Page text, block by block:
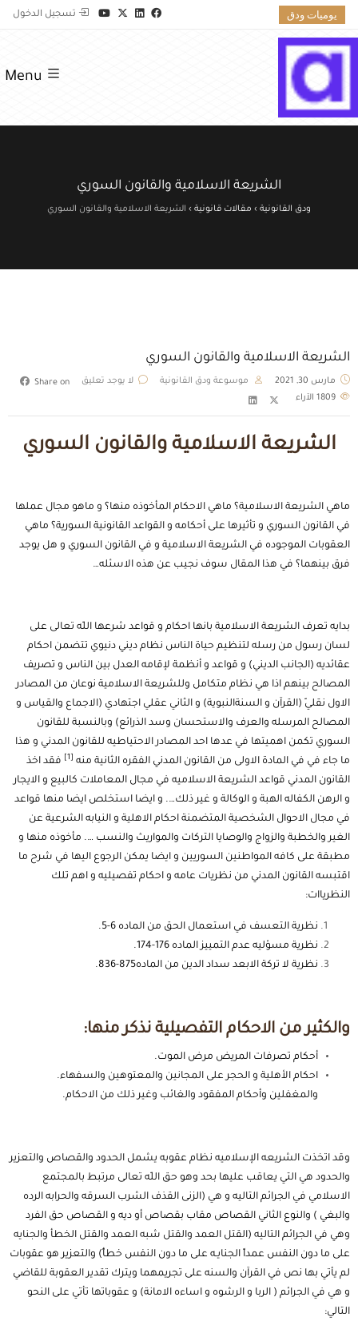
يوميات ودق تسجيل الدخول
Menu
الشريعة الاسلامية والقانون السوري
ودق القانونية › مقالات قانونية › الشريعة الاسلامية والقانون السوري
الشريعة الاسلامية والقانون السوري
مارس 30, 2021 موسوعة ودق القانونية
لا يوجد تعليق
الآراء
Share on
الشريعة الاسلامية والقانون السوري
ماهي الشريعة الاسلامية؟ ماهي الاحكام المأخوذه منها؟ و ماهو مجال عملها
في القانون السوري و تأثيرها على أحكامه و القواعد القانونية السورية؟ ماهي
العقوبات الموجوده في الشريعة الاسلامية و في القانون السوري و هل يوجد
فرق بينهما؟ في هذا المقال سوف نجيب عن هذه الاسئله…
بدايه تعرف الشريعة الاسلامية بانها احكام و قواعد شرعها اللّه تعالى على
لسان رسول من رسله لتنظيم حياة الناس نظام ديني دنيوي تتضمن احكام
عقائديه (الجانب الديني) و قواعد و أنظمة لإقامه العدل بين الناس و تصريف
المصالح بينهم اذا هي نظام متكامل وللشريعة الاسلامية نوعان من المصادر
الاول نقليّ (القرآن و السنةالنبوية) و الثاني عقلي اجتهادي (الاجماع والقياس و
المصالح المرسله والعرف والاستحسان وسد الذرائع) وبالنسبة للقانون
السوري تكمن اهميتها في عدها احد المصادر الاحتياطيه للقانون المدني و هذا
ما جاء في في المادة الاولى من القانون المدني الفقره الثانية منه [1]
فقد اخذ
القانون المدني قواعد الشريعة الاسلاميه في مجال المعاملات كالبيع و الايجار
و الرهن الكفاله الهبة و الوكالة و غير ذلك…. و ايضا استخلص ايضا منها قواعد
في مجال الاحوال الشخصية المتضمنة احكام الاهلية و النيابه الشرعية عن
الغير والخطبة والزواج والوصايا التركات والمواريث والنسب …. مأخوذه منها و
مطبقة على كافه المواطنين السوريين و ايضا يمكن الرجوع اليها في شرح ما
اقتبسه القانون المدني من نظريات عامه و احكام تفصيليه و اهم تلك
النظرياات:
نظرية التعسف في استعمال الحق من الماده 6-5.
نظرية مسؤليه عدم التمييز الماده 176-174.
نظرية لا تركة الابعد سداد الدين من الماده875-836.
والكثير من الاحكام التفصيلية نذكر منها:
أحكام تصرفات المريض مرض الموت.
احكام الأهلية و الحجر على المجانين والمعتوهين والسفهاء.
والمغفلين وأحكام المفقود والغائب وغير ذلك من الاحكام.
وقد اتخذت الشريعه الإسلاميه نظام عقوبه يشمل الحدود والقصاص والتعزير
والحدود هي التي يعاقب عليها بحد وهو حق اللّه تعالى مرتبط بالمجتمع
الاسلامي في الجرائم التاليه و هي (الزنى القذف الشرب السرقه والحرابه الرده
والبغي ) والنوع الثاني القصاص مقاب بقصاص أو ديه و القصاص حق الفرد
وهي في الجرائم التاليه (القتل العمد والقتل شبه العمد والقتل الخطأ والجنايه
على ما دون النفس عمداً الجنايـه على ما دون النفس خطأً) والتعزير هو عقوبات
لم يأتي بها نص في القرآن والسنه على تجريمهما ويترك تقدير العقوبة للقاضي
و هي في الجرائم ( الربا و الرشوه و اساءه الامانة) و عقوباتها تأتي على النحو
التالي: